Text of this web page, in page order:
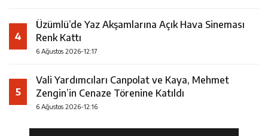
4
Üzümlü’de Yaz Akşamlarına Açık Hava Sineması
Renk Kattı
6 Ağustos 2026-12:17
5
Vali Yardımcıları Canpolat ve Kaya, Mehmet
Zengin’in Cenaze Törenine Katıldı
6 Ağustos 2026-12:16